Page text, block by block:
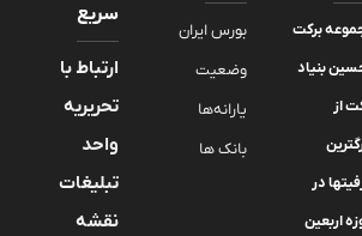
برکت
بنیاد
از
در
اربعین
بورس ایران
وضعیت
یارانه‌ها
بانک ها
سریع
ارتباط با
تحریریه
واحد
تبلیغات
نقشه